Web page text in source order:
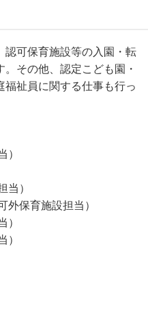
認可保育施設等の入園・転
その他、認定こども園・
祉員に関する仕事も行っ
）
当）
外保育施設担当）
）
）